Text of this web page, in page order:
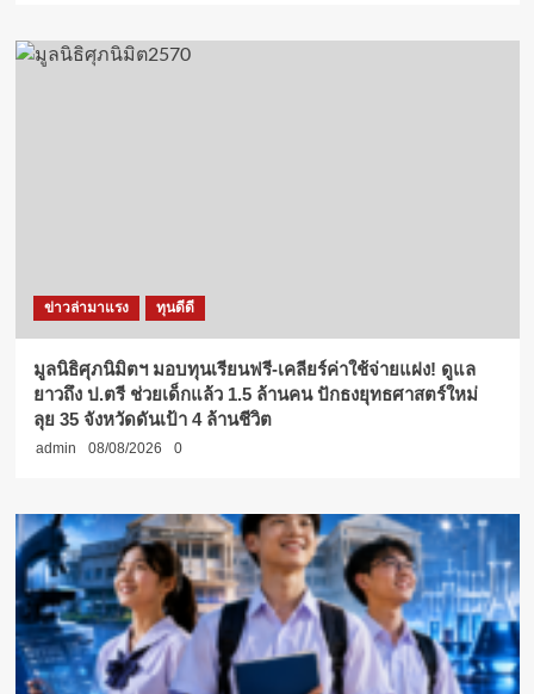
ข่าวล่ามาแรง ทุนดีดี
มูลนิธิศุภนิมิตฯ มอบทุนเรียนฟรี-เคลียร์ค่าใช้จ่ายแฝง! ดูแล
ยาวถึง ป.ตรี ช่วยเด็กแล้ว 1.5 ล้านคน ปักธงยุทธศาสตร์ใหม่
ลุย 35 จังหวัดดันเป้า 4 ล้านชีวิต
admin 08/08/2026 0